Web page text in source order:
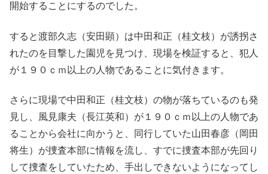
開始することにするのでした。
すると渡部久志（安田顕）は中田和正（桂文枝）が誘拐さ
れたのを目撃した園児を見つけ、現場を検証すると、犯人
が１９０ｃｍ以上の人物であることに気付きます。
さらに現場で中田和正（桂文枝）の物が落ちているのも発
見し、風見康夫（長江英和）が１９０ｃｍ以上の人物であ
ることから会社に向かうと、同行していた山田春彦（岡田
将生）が捜査本部に情報を流し、すでに捜査本部が先回り
して捜査をしていたため、手出しできないようになってし